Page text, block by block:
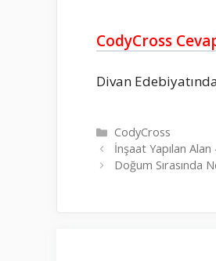
CodyCross
Divan
Kategoriler
CodyCross
İnşaat Yapılan
Doğum Sırasında